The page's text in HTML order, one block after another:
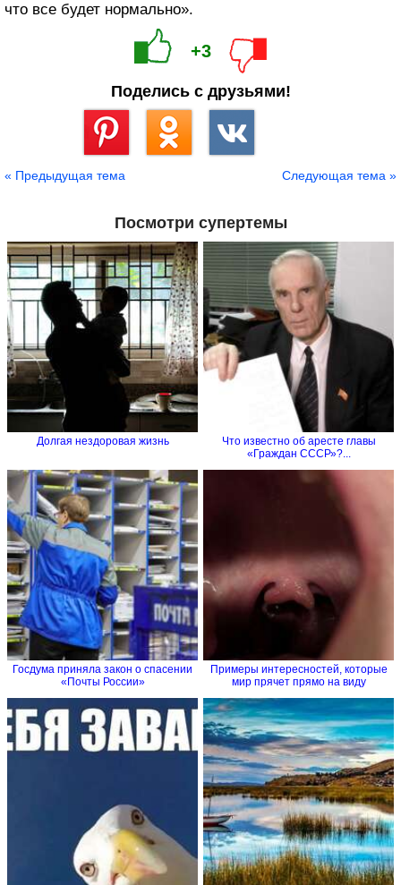
что все будет нормально».
+3
Поделись с друзьями!
« Предыдущая тема Следующая тема »
Посмотри супертемы
Долгая нездоровая жизнь
Что известно об аресте главы
«Граждан СССР»?...
Госдума приняла закон о спасении
«Почты России»
Примеры интересностей, которые
мир прячет прямо на виду